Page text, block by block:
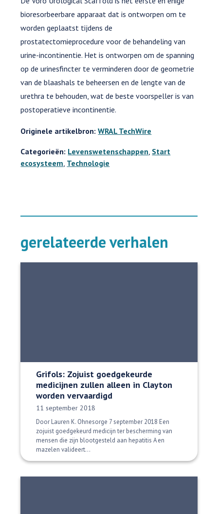
bioresorbeerbare apparaat dat is ontworpen om te
worden geplaatst tijdens de
prostatectomieprocedure voor de behandeling van
urine-incontinentie. Het is ontworpen om de spanning
op de urinesfincter te verminderen door de geometrie
van de blaashals te beheersen en de lengte van de
urethra te behouden, wat de beste voorspeller is van
postoperatieve incontinentie.
Originele artikelbron:WRAL TechWire
Categorieën: Levenswetenschappen Start
ecosysteem Technologie
gerelateerde verhalen
Grifols: Zojuist goedgekeurde
medicijnen zullen alleen in Clayton
worden vervaardigd
Datum gepubliceerd:
11 september 2018
Door Lauren K. Ohnesorge 7 september 2018 Een
zojuist goedgekeurd medicijn ter bescherming van
mensen die zijn blootgesteld aan hepatitis A en
mazelen valideert...